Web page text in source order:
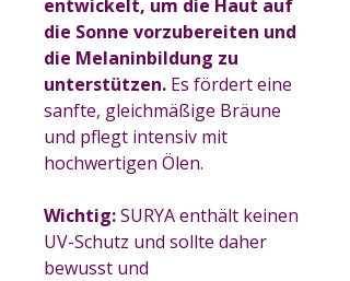
entwickelt, um die Haut auf
die Sonne vorzubereiten und
die Melaninbildung zu
unterstützen. Es fördert eine
sanfte, gleichmäßige Bräune
und pflegt intensiv mit
hochwertigen Ölen.
Wichtig:SURYA enthält keinen
UV-Schutz und sollte daher
bewusst und